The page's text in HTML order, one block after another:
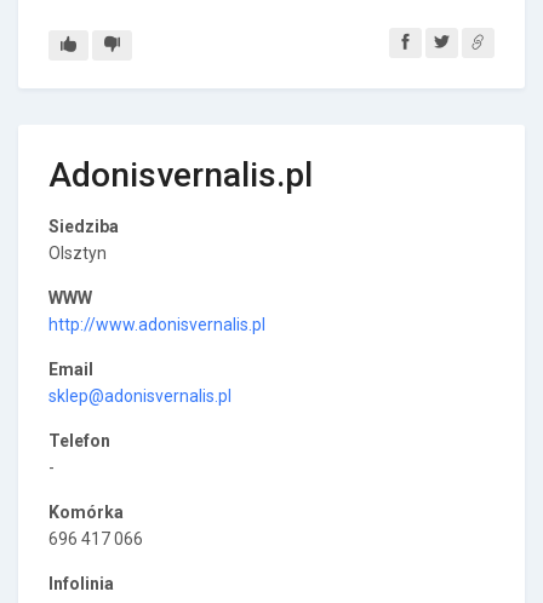
Adonisvernalis.pl
Siedziba
Olsztyn
WWW
http://www.adonisvernalis.pl
Email
sklep@adonisvernalis.pl
Telefon
-
Komórka
696 417 066
Infolinia